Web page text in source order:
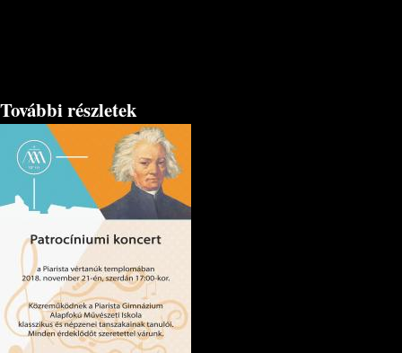
További részletek